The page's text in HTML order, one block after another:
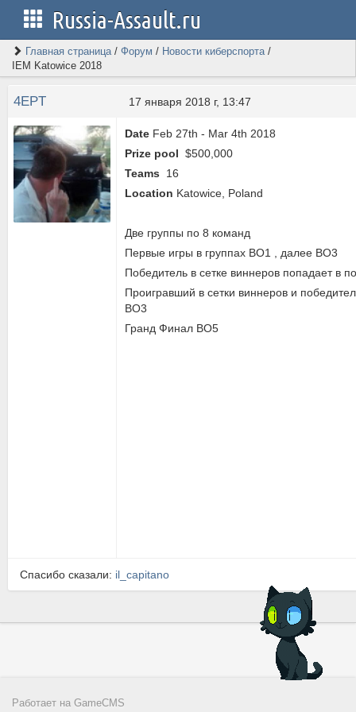
Russia-Assault.ru
Главная страница/ Форум / Новости киберспорта/
IEM Katowice 2018
4EPT 17 января 2018 г, 13:47
Date Feb 27th - Mar 4th 2018
Prize pool $500,000
Teams 16
Location Katowice, Poland
Две группы по 8 команд
Первые игры в группах ВО1 , далее ВО3
Победитель в сетке виннеров попадает в
Проигравший в сетки виннеров и
ВО3
Гранд Финал ВО5
Спасибо сказали: il_capitano
Работает на GameCMS